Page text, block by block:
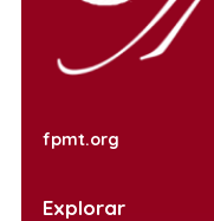
fpmt.org
Explorar